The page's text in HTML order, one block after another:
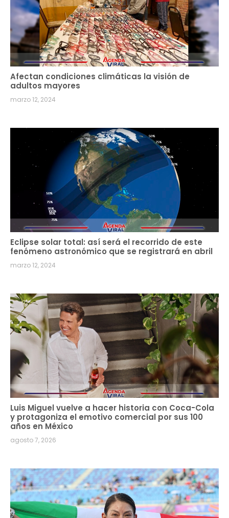
Afectan condiciones climáticas la visión de
adultos mayores
marzo 12, 2024
Eclipse solar total: así será el recorrido de este
fenómeno astronómico que se registrará en abril
marzo 12, 2024
Luis Miguel vuelve a hacer historia con Coca-Cola
y protagoniza el emotivo comercial por sus 100
años en México
agosto 7, 2026